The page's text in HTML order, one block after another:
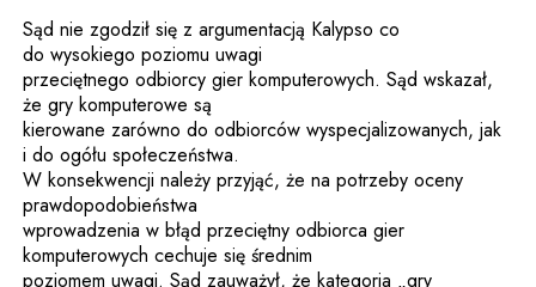
Sąd nie zgodził się z argumentacją Kalypso co
do wysokiego poziomu uwagi
przeciętnego odbiorcy gier komputerowych. Sąd wskazał,
że gry komputerowe są
kierowane zarówno do odbiorców wyspecjalizowanych, jak
i do ogółu społeczeństwa.
W konsekwencji należy przyjąć, że na potrzeby oceny
prawdopodobieństwa
wprowadzenia w błąd przeciętny odbiorca gier
komputerowych cechuje się średnim
poziomem uwagi. Sąd zauważył, że kategoria „gry